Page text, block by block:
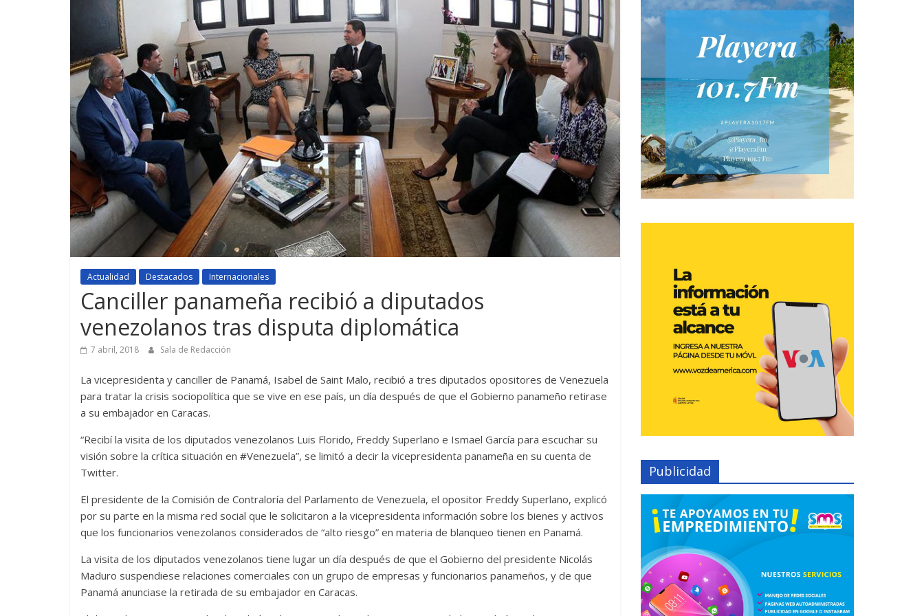
Actualidad Destacados Internacionales
Canciller panameña recibió a diputados
venezolanos tras disputa diplomática
7 abril, 2018 Sala de Redacción
La vicepresidenta y canciller de Panamá, Isabel de Saint Malo, recibió a tres diputados opositores de Venezuela
para tratar la crisis sociopolítica que se vive en ese país, un día después de que el Gobierno panameño retirase
a su embajador en Caracas.
“Recibí la visita de los diputados venezolanos Luis Florido, Freddy Superlano e Ismael García para escuchar su
visión sobre la crítica situación en #Venezuela”, se limitó a decir la vicepresidenta panameña en su cuenta de
Twitter.
El presidente de la Comisión de Contraloría del Parlamento de Venezuela, el opositor Freddy Superlano, explicó
por su parte en la misma red social que le solicitaron a la vicepresidenta información sobre los bienes y activos
que los funcionarios venezolanos considerados de “alto riesgo” en materia de blanqueo tienen en Panamá.
La visita de los diputados venezolanos tiene lugar un día después de que el Gobierno del presidente Nicolás
Maduro suspendiese relaciones comerciales con un grupo de empresas y funcionarios panameños, y de que
Panamá anunciase la retirada de su embajador en Caracas.
Publicidad